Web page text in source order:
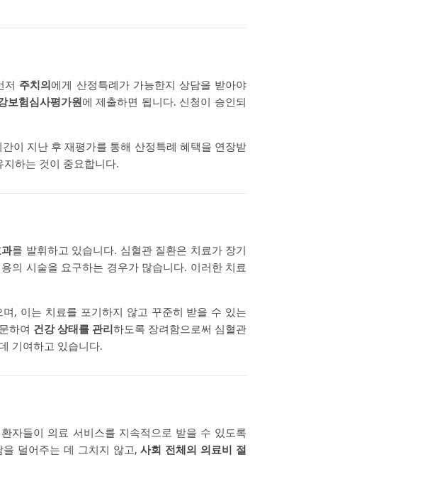
저 주치의에게 산정특례가 가능한지 상담을 받아야
보험심사평가원에 제출하면 됩니다. 신청이 승인되
이 지난 후 재평가를 통해 산정특례 혜택을 연장받
하는 것이 중요합니다.
를 발휘하고 있습니다. 심혈관 질환은 치료가 장기
의 시술을 요구하는 경우가 많습니다. 이러한 치료
, 이는 치료를 포기하지 않고 꾸준히 받을 수 있는
하여 건강 상태를 관리하도록 장려함으로써 심혈관
기여하고 있습니다.
자들이 의료 서비스를 지속적으로 받을 수 있도록
을 덜어주는 데 그치지 않고,사회 전체의 의료비 절